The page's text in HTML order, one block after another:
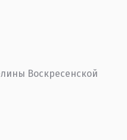
Воскресенской